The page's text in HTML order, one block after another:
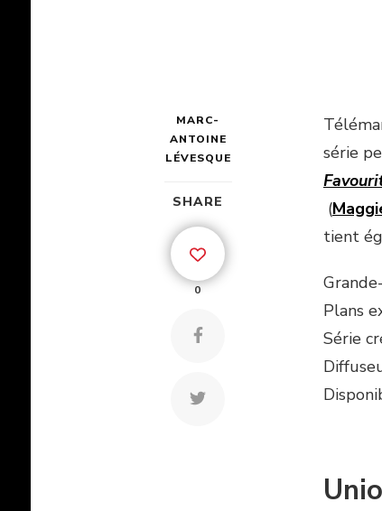
MARC-
ANTOINE
LÉVESQUE
SHARE
0
série
(
tient
Plans
Série